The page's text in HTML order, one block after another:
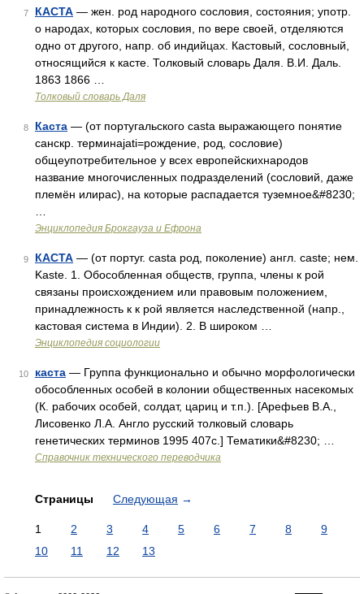
7 КАСТА — жен. род народного сословия, состояния; употр.
о народах, которых сословия, по вере своей, отделяются
одно от другого, напр. об индийцах. Кастовый, сословный,
относящийся к касте. Толковый словарь Даля. В.И. Даль.
1863 1866 …
Толковый словарь Даля
8 Каста — (от португальского casta выражающего понятие
санскр. терминаjati=рождение, род, сословие)
общеупотребительное у всех европейскихнародов
название многочисленных подразделений (сословий, даже
племён илирас), на которые распадается туземное&#8230;
Энциклопедия Брокгауза и Ефрона
9 КАСТА — (от португ. casta род, поколение) англ. caste; нем.
Kaste. 1. Обособленная обществ, группа, члены к рой
связаны происхождением или правовым положением,
принадлежность к к рой является наследственной (напр.,
кастовая система в Индии). 2. В широком …
Энциклопедия социологии
10 каста — Группа функционально и обычно морфологически
обособленных особей в колонии общественных насекомых
(К. рабочих особей, солдат, цариц и т.п.). [Арефьев В.А.,
Лисовенко Л.А. Англо русский толковый словарь
генетических терминов 1995 407с.] Тематики&#8230; …
Справочник технического переводчика
Страницы Следующая →
1 2 3 4 5 6 7 8
9
10
11 12 13